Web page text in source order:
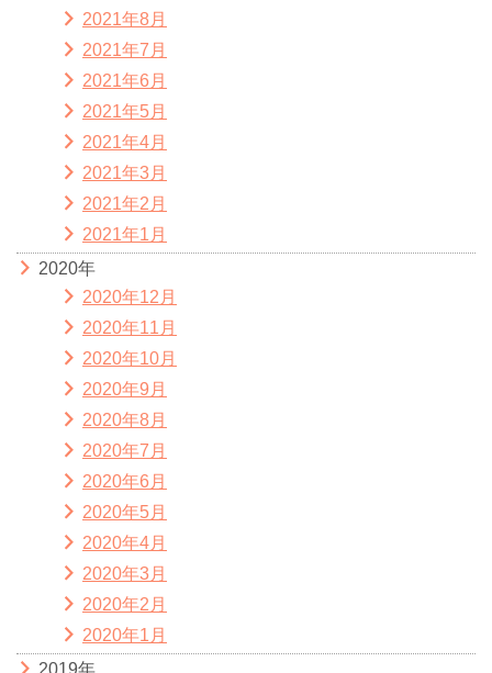
2021年8月
2021年7月
2021年6月
2021年5月
2021年4月
2021年3月
2021年2月
2021年1月
2020年
2020年12月
2020年11月
2020年10月
2020年9月
2020年8月
2020年7月
2020年6月
2020年5月
2020年4月
2020年3月
2020年2月
2020年1月